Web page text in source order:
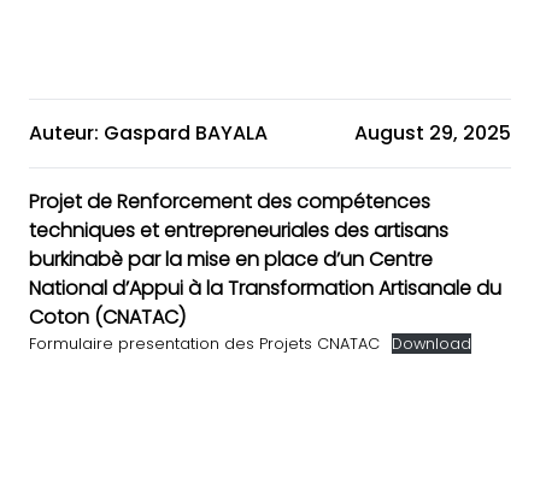
Auteur: Gaspard BAYALA August 29, 2025
Projet de Renforcement des compétences
techniques et entrepreneuriales des artisans
burkinabè par la mise en place d’un Centre
National d’Appui à la Transformation Artisanale du
Coton (CNATAC)
Formulaire presentation des Projets CNATAC Download